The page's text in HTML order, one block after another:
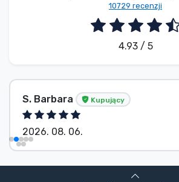
10729 recenzji
4.93 / 5
S. Barbara Kupujący
2026. 08. 06.